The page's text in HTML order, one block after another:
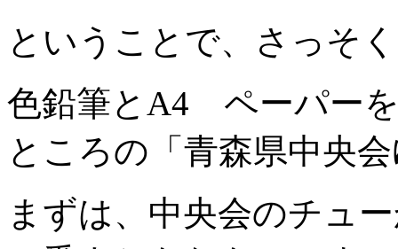
ということで、さっそ
色鉛筆とA4 ペーパー
ところの「青森県中央
まずは、中央会のチュ